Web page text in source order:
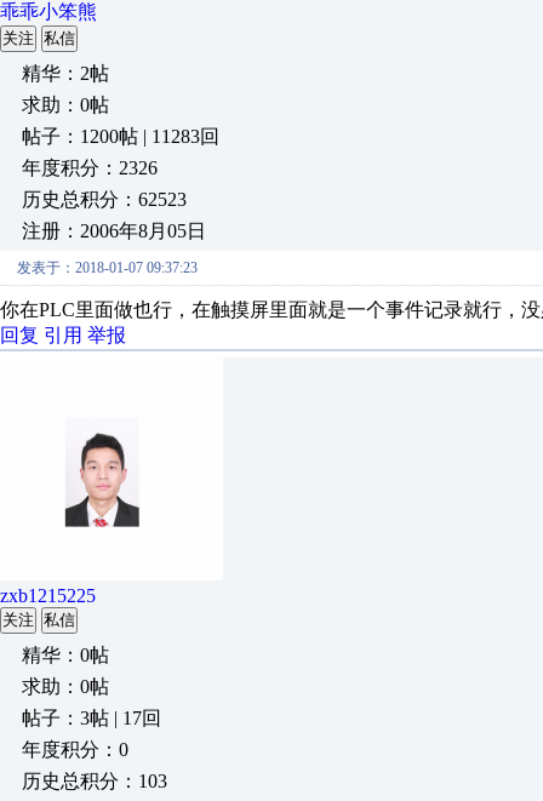
乖乖小笨熊
关注 私信
精华：2帖
求助：0帖
帖子：1200帖 | 11283回
年度积分：2326
历史总积分：62523
注册：2006年8月05日
发表于：2018-01-07 09:37:23
你在PLC里面做也行，在触摸屏里面就是一个事件记录就行，
回复 引用 举报
zxb1215225
关注 私信
精华：0帖
求助：0帖
帖子：3帖 | 17回
年度积分：0
历史总积分：103